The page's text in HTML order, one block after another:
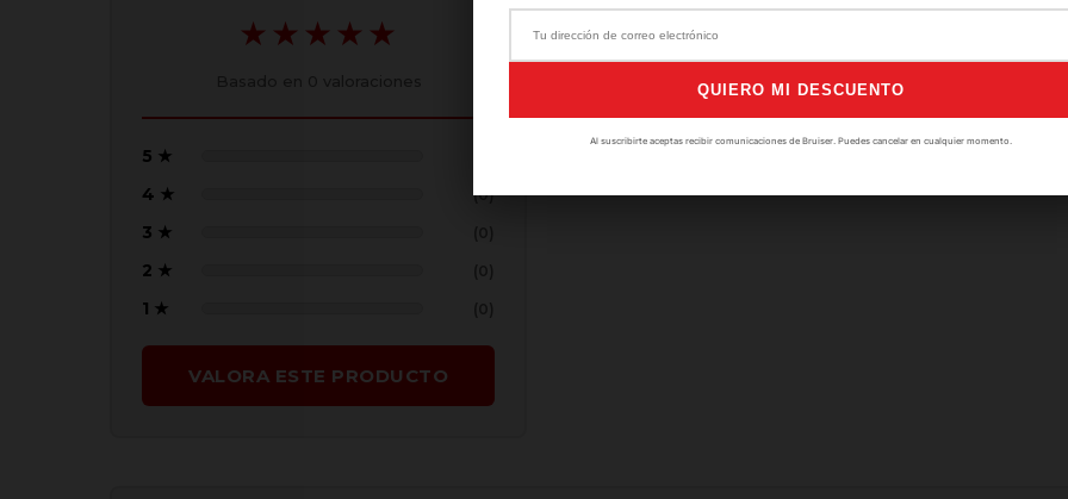
QUIERO MI DESCUENTO
Al suscribirte aceptas recibir comunicaciones de Bruiser. Puedes cancelar en cualquier momento.
★★★★★
5 ★
4 ★ (0)
3 ★
2 ★
1 ★
VALORA ESTE PRODUCTO